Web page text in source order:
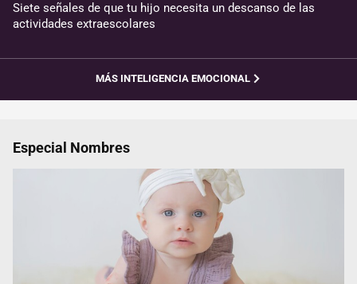
Siete señales de que tu hijo necesita un descanso de las
actividades extraescolares
MÁS INTELIGENCIA EMOCIONAL
Especial Nombres